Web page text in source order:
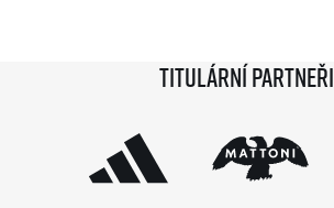
sezónu a od startu tak uběhlo teprve 18 měsíců,
Titulární partneři